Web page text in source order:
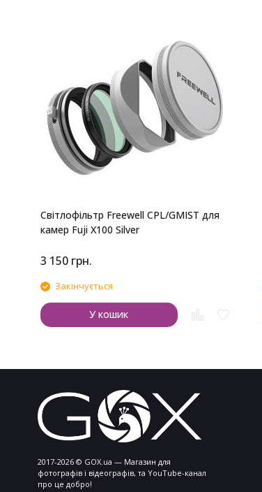
Світлофільтр Freewell CPL/GMIST для
камер Fuji X100 Silver
3 150 грн.
Закінчується
У кошик
2017-2026 © GOX.ua — Магазин для
фотографів і відеографів, та YouTube-канал
про це добро!